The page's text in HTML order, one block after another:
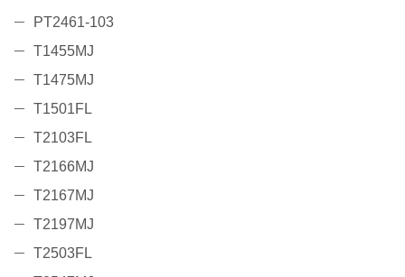
PT2461-103
T1455MJ
T1475MJ
T1501FL
T2103FL
T2166MJ
T2167MJ
T2197MJ
T2503FL